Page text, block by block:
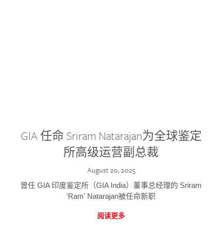
GIA 任命 Sriram Natarajan为全球鉴定
所高级运营副总裁
August 20, 2025
曾任 GIA 印度鉴定所（GIA India）董事总经理的 Sriram
'Ram' Natarajan被任命新职
阅读更多